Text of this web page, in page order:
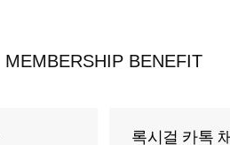
MEMBERSHIP BENEFIT
록시걸 카톡